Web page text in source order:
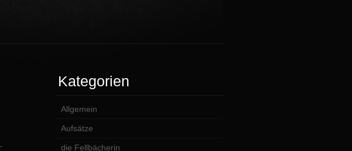
Kategorien
Allgemein
Aufsätze
die Fellbächerin